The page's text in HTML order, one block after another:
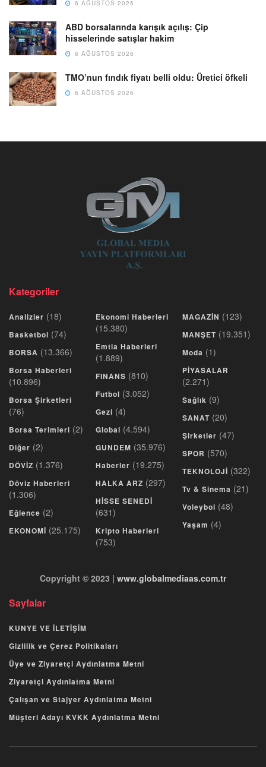
6 AĞUSTOS 2026
ABD borsalarında karışık açılış: Çip
hisselerinde satışlar hakim
6 AĞUSTOS 2026
TMO’nun fındık fiyatı belli oldu: Üretici öfkeli
6 AĞUSTOS 2026
Kategoriler
Analizler (18)
Basketbol (74)
BORSA (13.366)
Borsa Haberleri
(10.896)
Borsa Şirketleri
(76)
Borsa Terimleri (2)
Diğer (2)
DÖVİZ (1.376)
Döviz Haberleri
(1.306)
Eğlence (2)
EKONOMİ (25.175)
Ekonomi Haberleri
(15.380)
Emtia Haberleri
(1.889)
FINANS (810)
Futbol (3.052)
Gezi (4)
Global (4.594)
GUNDEM (35.976)
Haberler (19.275)
HALKA ARZ (297)
HİSSE SENEDİ
(631)
Kripto Haberleri
(753)
MAGAZİN (123)
MANŞET (19.351)
Moda (1)
PİYASALAR
(2.271)
Sağlık (9)
SANAT (20)
Şirketler (47)
SPOR (570)
TEKNOLOJİ (322)
Tv & Sinema (21)
Voleybol (48)
Yaşam (4)
Copyright © 2023 | www.globalmediaas.com.tr
Sayfalar
KUNYE VE İLETİŞİM
Gizlilik ve Çerez Politikaları
Üye ve Ziyaretçi Aydınlatma Metni
Ziyaretçi Aydınlatma Metni
Çalışan ve Stajyer Aydınlatma Metni
Müşteri Adayı KVKK Aydınlatma Metni